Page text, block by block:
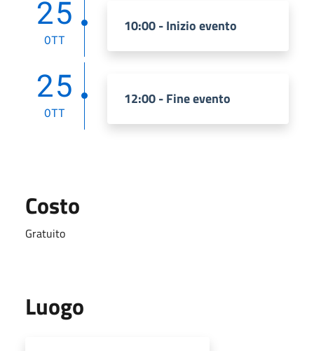
25
OTT
10:00 - Inizio evento
25
OTT
12:00 - Fine evento
Costo
Gratuito
Luogo